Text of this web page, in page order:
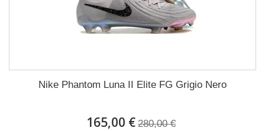
Nike Phantom Luna II Elite FG Grigio Nero
165,00 € 280,00 €